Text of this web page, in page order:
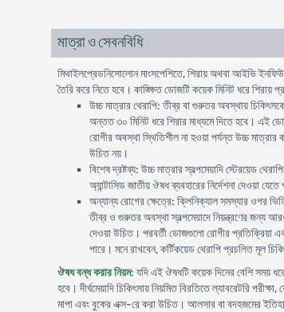
মাত্রা ও সেবনবিধি
মিথাইলপ্রেডনিসোলোন মাংসপেশিতে, শিরায় অথবা আইভি
তৈরি করে নিতে হবে। কাঙ্ক্ষিত ডোজটি কয়েক মিনিট ধরে শিরায়
উচ্চ মাত্রার থেরাপি: তীব্র বা গুরুতর অবস্থায়
অন্তত ৩০ মিনিট ধরে শিরার মাধ্যমে দিতে হবে। এই
রোগীর অবস্থা স্থিতিশীল না হওয়া পর্যন্ত উচ্চ মাত্রার
উচিত নয়।
বিশেষ দ্রষ্টব্য: উচ্চ মাত্রার স্বল্পমেয়াদি স্টেরয়েড
অ্যান্টাসিড জাতীয় ঔষধ ব্যবহারের নির্দেশনা দেওয়া যেতে
অন্যান্য রোগের ক্ষেত্রে: ক্লিনিক্যাল সমস্যার ওপর
তীব্র ও গুরুতর অবস্থা স্বল্পমেয়াদে নিয়ন্ত্রণের জন্য
দেওয়া উচিত। পরবর্তী ডোজগুলো রোগীর প্রতিক্রিয়া এবং
পারে। মনে রাখবেন, কর্টিকয়েড থেরাপি প্রচলিত মূল
ঔষধ বন্ধ করার নিয়ম: যদি এই ঔষধটি কয়েক দিনের বেশি সময়
হবে। দীর্ঘমেয়াদি চিকিৎসায় নিয়মিত বিরতিতে ল্যাবরেটরি
মাপা এবং বুকের এক্স-রে করা উচিত। আলসার বা বদহজমের